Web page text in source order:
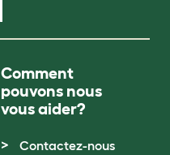
Comment
pouvons nous
vous aider?
Contactez-nous